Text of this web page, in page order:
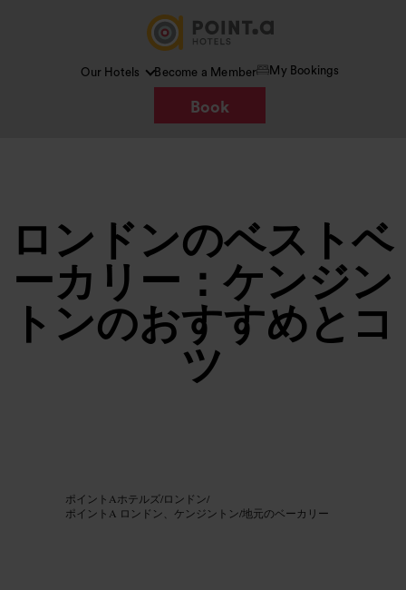
Our Hotels Become a Member My Bookings
Book
ロンドンのベストベ
ーカリー：ケンジン
トンのおすすめとコ
ツ
ポイントAホテルズ/ロンドン/
ポイントA ロンドン、ケンジントン/地元のベーカリー